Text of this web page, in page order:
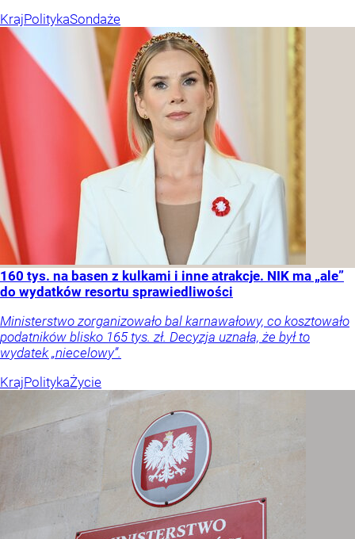
KrajPolitykaSondaże
160 tys. na basen z kulkami i inne atrakcje. NIK ma „ale”
do wydatków resortu sprawiedliwości
Ministerstwo zorganizowało bal karnawałowy, co kosztowało
podatników blisko 165 tys. zł. Decyzja uznała, że był to
wydatek „niecelowy”.
KrajPolitykaŻycie